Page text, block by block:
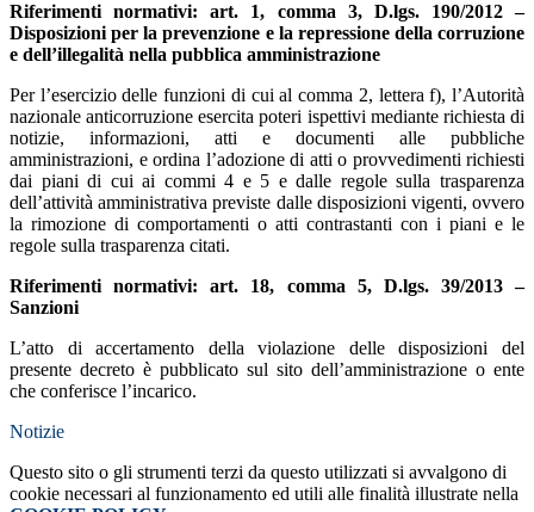
Riferimenti normativi: art. 1, comma 3, D.lgs. 190/2012 –
Disposizioni per la prevenzione e la repressione della corruzione
e dell’illegalità nella pubblica amministrazione
Per l’esercizio delle funzioni di cui al comma 2, lettera f), l’Autorità
nazionale anticorruzione esercita poteri ispettivi mediante richiesta di
notizie, informazioni, atti e documenti alle pubbliche
amministrazioni, e ordina l’adozione di atti o provvedimenti richiesti
dai piani di cui ai commi 4 e 5 e dalle regole sulla trasparenza
dell’attività amministrativa previste dalle disposizioni vigenti, ovvero
la rimozione di comportamenti o atti contrastanti con i piani e le
regole sulla trasparenza citati.
Riferimenti normativi: art. 18, comma 5, D.lgs. 39/2013 –
Sanzioni
L’atto di accertamento della violazione delle disposizioni del
presente decreto è pubblicato sul sito dell’amministrazione o ente
che conferisce l’incarico.
Notizie
Questo sito o gli strumenti terzi da questo utilizzati si avvalgono di
cookie necessari al funzionamento ed utili alle finalità illustrate nella